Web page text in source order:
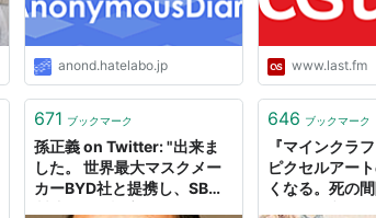
anond.hatelabo.jp www.last.fm
671 ブックマーク
孫正義 on Twitter: "出来ま
した。 世界最大マスクメー
カーBYD社と提携し、SB用
646 ブックマーク
『マインクラ
ピクセルアー
くなる。死の